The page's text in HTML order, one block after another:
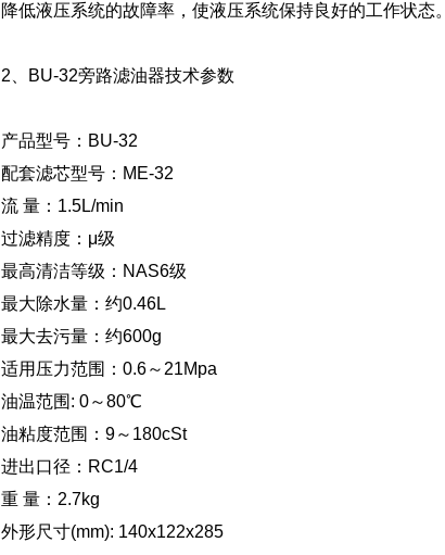
降低液压系统的故障率，使液压系统保持良好的工作状态。
2、BU-32旁路滤油器技术参数
产品型号：BU-32
配套滤芯型号：ME-32
流 量：1.5L/min
过滤精度：μ级
最高清洁等级：NAS6级
最大除水量：约0.46L
最大去污量：约600g
适用压力范围：0.6～21Mpa
油温范围: 0～80℃
油粘度范围：9～180cSt
进出口径：RC1/4
重 量：2.7kg
外形尺寸(mm): 140x122x285